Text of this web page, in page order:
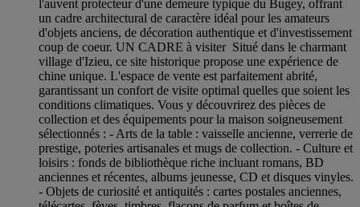
l'auvent protecteur d'une demeure typique du Bugey, offrant
un cadre architectural de caractère idéal pour les amateurs
d'objets anciens, de décoration authentique et d'investissement
coup de coeur. UN CADRE à visiter Situé dans le charmant
village d'Izieu, ce site historique propose une expérience de
chine unique. L'espace de vente est parfaitement abrité,
garantissant un confort de visite optimal quelles que soient les
conditions climatiques. Vous y découvrirez des pièces de
collection et des équipements pour la maison soigneusement
sélectionnés : - Arts de la table : vaisselle ancienne, verrerie de
prestige, poteries artisanales et mugs de collection. - Culture et
loisirs : fonds de bibliothèque riche incluant romans, BD
anciennes et récentes, albums jeunesse, CD et disques vinyles.
- Objets de curiosité et antiquités : cartes postales anciennes,